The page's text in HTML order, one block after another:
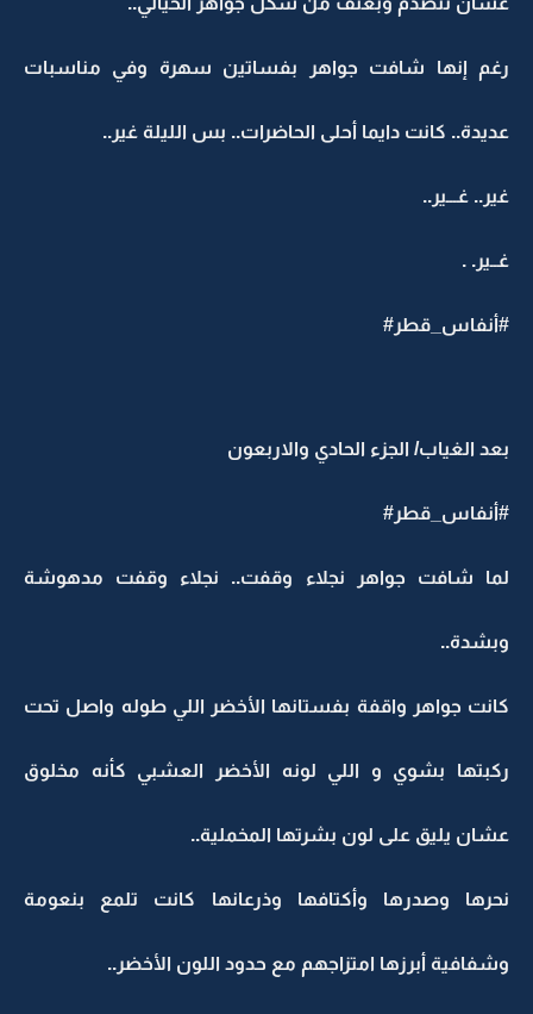
رغم إنها شافت جواهر بفساتين سهرة وفي مناسبات
عديدة.. كانت دايما أحلى الحاضرات.. بس الليلة غير..
غير.. غـــير..
غــير. .
#أنفاس_قطر#
بعد الغياب/ الجزء الحادي والاربعون
#أنفاس_قطر#
لما شافت جواهر نجلاء وقفت.. نجلاء وقفت مدهوشة
وبشدة..
كانت جواهر واقفة بفستانها الأخضر اللي طوله واصل تحت
ركبتها بشوي و اللي لونه الأخضر العشبي كأنه مخلوق
عشان يليق على لون بشرتها المخملية..
نحرها وصدرها وأكتافها وذرعانها كانت تلمع بنعومة
وشفافية أبرزها امتزاجهم مع حدود اللون الأخضر..